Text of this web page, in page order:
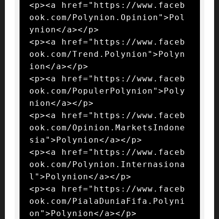
<p><a href="https://www.faceb
ook.com/Polynion.Opinion">Pol
ynion</a></p>
<p><a href="https://www.faceb
ook.com/Trend.Polynion">Polyn
ion</a></p>
<p><a href="https://www.faceb
ook.com/PopulerPolynion">Poly
nion</a></p>
<p><a href="https://www.faceb
ook.com/Opinion.MarketsIndone
sia">Polynion</a></p>
<p><a href="https://www.faceb
ook.com/Polynion.Internasiona
l">Polynion</a></p>
<p><a href="https://www.faceb
ook.com/PialaDuniaFifa.Polyni
on">Polynion</a></p>